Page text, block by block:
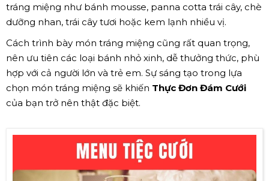
tráng miệng như bánh mousse, panna cotta trái cây, chè
dưỡng nhan, trái cây tươi hoặc kem lạnh nhiều vị.
Cách trình bày món tráng miệng cũng rất quan trọng,
nên ưu tiên các loại bánh nhỏ xinh, dễ thưởng thức, phù
hợp với cả người lớn và trẻ em. Sự sáng tạo trong lựa
chọn món tráng miệng sẽ khiến Thực Đơn Đám Cưới
của bạn trở nên thật đặc biệt.